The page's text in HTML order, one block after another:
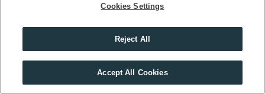
Ver artículo
VER MÁSTERS TECH
Cookies Settings
Reject All
Accept All Cookies